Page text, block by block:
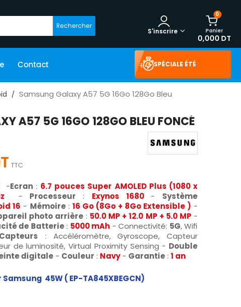
Rechercher
0
Panier
0,000 DT
S'inscrire
Contact SPÉCIALE ÉTÉ
Samsung Galaxy A57 5G 16Go 128Go Bleu
A57 5G 16GO 128GO BLEU FONCÉ
TTC
-Ecran: 6.7 pouces Super AMOLED Plus (1080 x
- Processeur : Exynos 1680 - Système
16 - Mémoire: 16 Go (8Go + 8Go Extensible ) -
photo arrière: 50.0 MP + 12.0 MP + 5.0 MP -
de Batterie: 5000 mAh - Connectivité: 5G, Wifi
Capteurs : Accéléromètre, Gyroscope, Capteur
de luminosité, Virtual Proximity Sensing - Double
digitale - Couleur : Navy- Garantie : 1 an
Samsung 45W ( EP-TA845XBEGCN)